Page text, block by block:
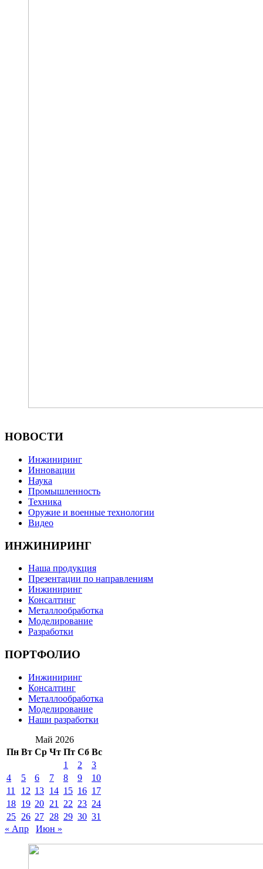
НОВОСТИ
Инжиниринг
Инновации
Наука
Промышленность
Техника
Оружие и военные технологии
Видео
ИНЖИНИРИНГ
Наша продукция
Презентации по направлениям
Инжиниринг
Консалтинг
Металлообработка
Моделирование
Разработки
ПОРТФОЛИО
Инжиниринг
Консалтинг
Металлообработка
Моделирование
Наши разработки
Май 2026
Пн Вт Ср Чт Пт Сб Вс
1
2
3
4
5 6 7 8 9
10
11
12 13 14 15 16 17
18 19 20 21 22 23 24
25 26 27 28 29 30 31
« Апр
Июн »